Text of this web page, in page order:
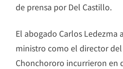
de prensa por Del Castillo.
El abogado Carlos
ministro como el director
Chonchororo incurrieron en